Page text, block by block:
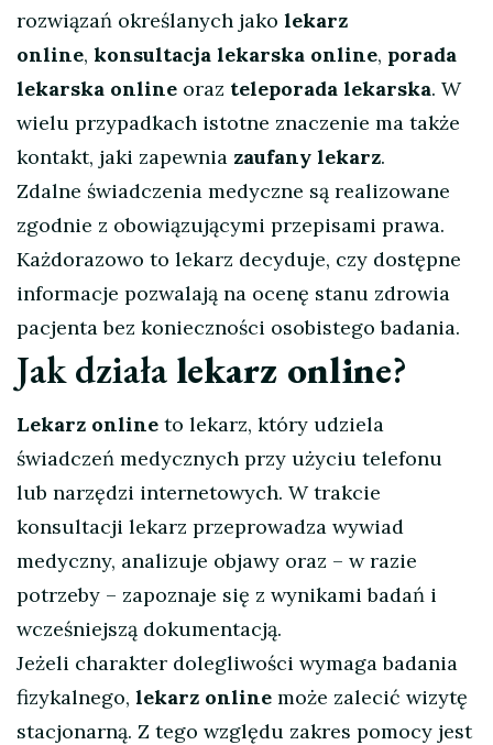
rozwiązań określanych jako lekarz
online, konsultacja lekarska online, porada
lekarska online oraz teleporada lekarska. W
wielu przypadkach istotne znaczenie ma także
kontakt, jaki zapewnia zaufany lekarz.
Zdalne świadczenia medyczne są realizowane
zgodnie z obowiązującymi przepisami prawa.
Każdorazowo to lekarz decyduje, czy dostępne
informacje pozwalają na ocenę stanu zdrowia
pacjenta bez konieczności osobistego badania.
Jak działa lekarz online?
Lekarz online to lekarz, który udziela
świadczeń medycznych przy użyciu telefonu
lub narzędzi internetowych. W trakcie
konsultacji lekarz przeprowadza wywiad
medyczny, analizuje objawy oraz – w razie
potrzeby – zapoznaje się z wynikami badań i
wcześniejszą dokumentacją.
Jeżeli charakter dolegliwości wymaga badania
fizykalnego, lekarz online może zalecić wizytę
stacjonarną. Z tego względu zakres pomocy jest